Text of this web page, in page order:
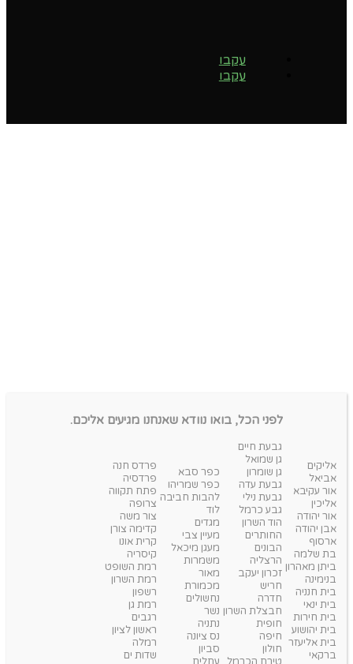
עקבו
עקבו
לפני הכל, בואו נוודא שאנחנו מגיעים אליכם.
אליקים
אביאל
אור עקיבא
אליכין
אור יהודה
אבן יהודה
ארסוף
בת שלמה
ביתן מאהרון
בנימינה
בית חנניה
בית ינאי
בית חירות
בית יהושוע
בית אליעזר
ברקאי
גבעת חיים
גן שמואל
גן שומרון
גבעת עדה
גבעת נילי
גבע כרמל
הוד השרון
החותרים
הבונים
הרצליה
זכרון יעקב
חריש
חדרה
חבצלת השרון
חופית
חיפה
חולון
כפר סבא
כפר שמריהו
להבות חביבה
לוד
מגדים
מעיין צבי
מעגן מיכאל
משמרות
מאור
מכמורת
נחשולים
נשר
נתניה
נס ציונה
סביון
פרדס חנה
פרדסיה
פתח תקווה
צרופה
צור משה
קדימה צורן
קרית אונו
קיסריה
רמת השופט
רמת השרון
רשפון
רמת גן
רגבים
ראשון לציון
רמלה
שדות ים